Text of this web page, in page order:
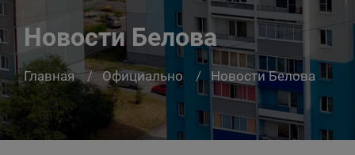
Новости Белова
Главная Официально Новости Белова